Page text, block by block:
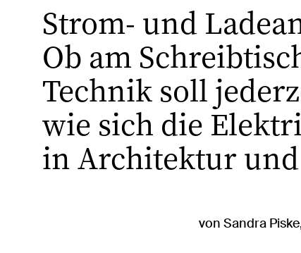
Strom- und
Ob am
Technik soll
wie sich die
in Architektur
von Sandra